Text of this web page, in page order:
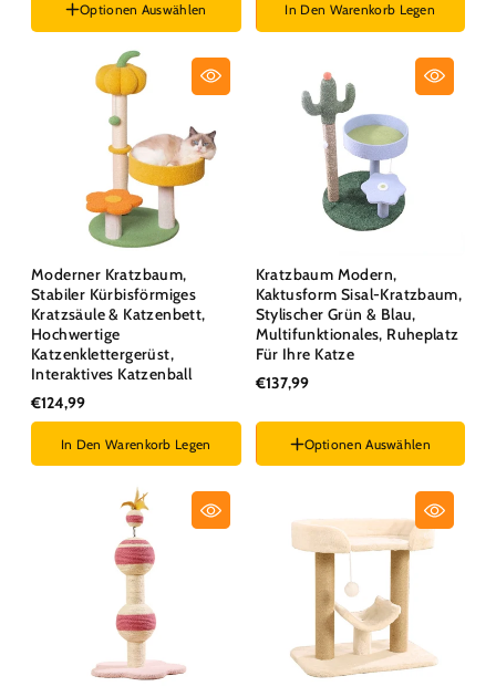
Optionen Auswählen In Den Warenkorb Legen
Moderner Kratzbaum,
Stabiler Kürbisförmiges
Kratzsäule & Katzenbett,
Hochwertige
Katzenklettergerüst,
Interaktives Katzenball
€124,99
In Den Warenkorb Legen
Kratzbaum Modern,
Kaktusform Sisal-Kratzbaum,
Stylischer Grün & Blau,
Multifunktionales, Ruheplatz
Für Ihre Katze
€137,99
Optionen Auswählen